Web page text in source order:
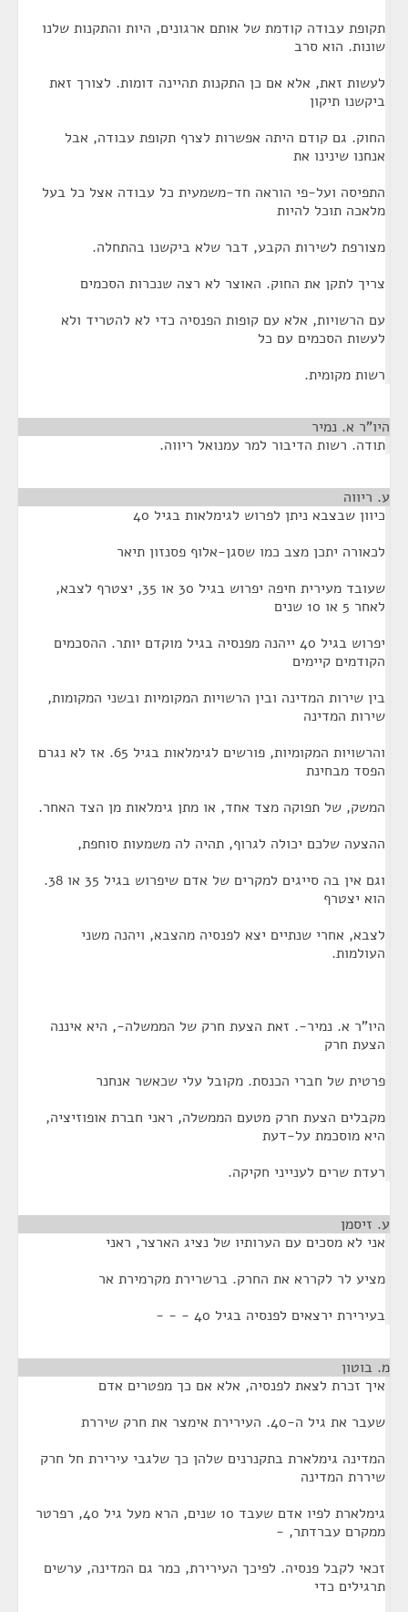
תקופת עבודה קודמת של אותם ארגונים, היות והתקנות שלנו
שונות. הוא סרב
לעשות זאת, אלא אם כן התקנות תהיינה דומות. לצורך זאת
ביקשנו תיקון
החוק. גם קודם היתה אפשרות לצרף תקופת עבודה, אבל
אנחנו שינינו את
התפיסה ועל-פי הוראה חד-משמעית כל עבודה אצל כל בעל
מלאכה תוכל להיות
מצורפת לשירות הקבע, דבר שלא ביקשנו בהתחלה.
צריך לתקן את החוק. האוצר לא רצה שנכרות הסכמים
עם הרשויות, אלא עם קופות הפנסיה כדי לא להטריד ולא
לעשות הסכמים עם כל
רשות מקומית.
היו"ר א. נמיר
תודה. רשות הדיבור למר עמנואל ריווה.
ע. ריווה
כיוון שבצבא ניתן לפרוש לגימלאות בגיל 40
לכאורה יתכן מצב כמו שסגן-אלוף פסנזון תיאר
שעובד מעירית חיפה יפרוש בגיל 30 או 35, יצטרף לצבא,
לאחר 5 או 10 שנים
יפרוש בגיל 40 ייהנה מפנסיה בגיל מוקדם יותר. ההסכמים
הקודמים קיימים
בין שירות המדינה ובין הרשויות המקומיות ובשני המקומות,
שירות המדינה
והרשויות המקומיות, פורשים לגימלאות בגיל 65. אז לא נגרם
הפסד מבחינת
המשק, של תפוקה מצד אחד, או מתן גימלאות מן הצד האחר.
ההצעה שלכם יכולה לגרוף, תהיה לה משמעות סוחפת,
וגם אין בה סייגים למקרים של אדם שיפרוש בגיל 35 או 38.
הוא יצטרף
לצבא, אחרי שנתיים יצא לפנסיה מהצבא, ויהנה משני
העולמות.
היו"ר א. נמיר-. זאת הצעת חרק של הממשלה-, היא איננה
הצעת חרק
פרטית של חברי הכנסת. מקובל עלי שכאשר אנחנר
מקבלים הצעת חרק מטעם הממשלה, ראני חברת אופוזיציה,
היא מוסכמת על-דעת
רעדת שרים לענייני חקיקה.
ע. זיסמן
אני לא מסכים עם הערותיו של נציג הארצר, ראני
מציע לר לקררא את החרק. ברשרירת מקרמירת אר
בעירירת ירצאים לפנסיה בגיל 40 - - -
מ. בוטון
איך זכרת לצאת לפנסיה, אלא אם כך מפטרים אדם
שעבר את גיל ה-40. העירירת אימצר את חרק שיררת
המדינה גימלארת בתקנרנים שלהן כך שלגבי עירירת חל חרק
שיררת המדינה
גימלארת לפיו אדם שעבד 10 שנים, הרא מעל גיל 40, רפרטר
ממקרם עברדתר, -
זכאי לקבל פנסיה. לפיכך העירירת, כמר גם המדינה, ערשים
תרגילים כדי